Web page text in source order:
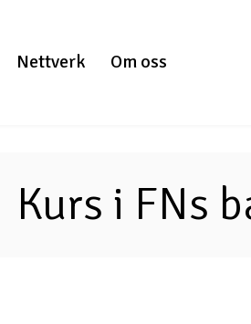
Nettverk Om oss
Kurs i FNs